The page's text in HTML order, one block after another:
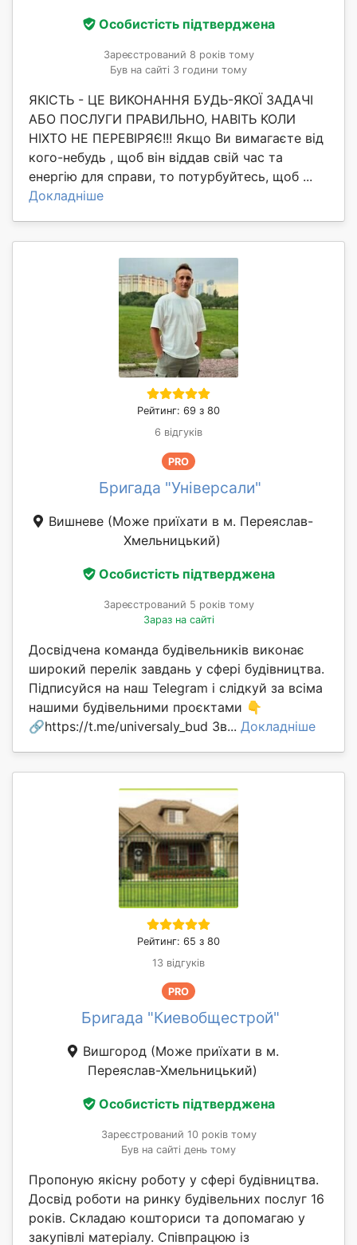
Особистість підтверджена
Зареєстрований 8 років тому
Був на сайті 3 години тому
ЯКІСТЬ - ЦЕ ВИКОНАННЯ БУДЬ-ЯКОЇ ЗАДАЧІ
АБО ПОСЛУГИ ПРАВИЛЬНО, НАВІТЬ КОЛИ
НІХТО НЕ ПЕРЕВІРЯЄ!!! Якщо Ви вимагаєте від
кого-небудь , щоб він віддав свій час та
енергію для справи, то потурбуйтесь, щоб ...
Докладніше
Рейтинг: 69 з 80
6 відгуків
PRO
Бригада "Універсали"
Вишневе (Може приїхати в м. Переяслав-
Хмельницький)
Особистість підтверджена
Зареєстрований 5 років тому
Зараз на сайті
Досвідчена команда будівельників виконає
широкий перелік завдань у сфері будівництва.
Підписуйся на наш Telegram і слідкуй за всіма
нашими будівельними проєктами 👇
🔗https://t.me/universaly_bud Зв... Докладніше
Рейтинг: 65 з 80
13 відгуків
PRO
Бригада "Киевобщестрой"
Вишгород (Може приїхати в м.
Переяслав-Хмельницький)
Особистість підтверджена
Зареєстрований 10 років тому
Був на сайті день тому
Пропоную якісну роботу у сфері будівництва.
Досвід роботи на ринку будівельних послуг 16
років. Складаю кошториси та допомагаю у
закупівлі матеріалу. Співпрацюю із